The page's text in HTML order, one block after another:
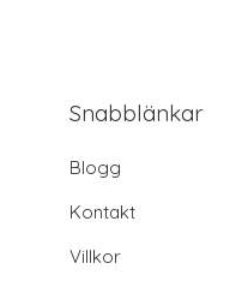
Snabblänkar
Blogg
Kontakt
Villkor